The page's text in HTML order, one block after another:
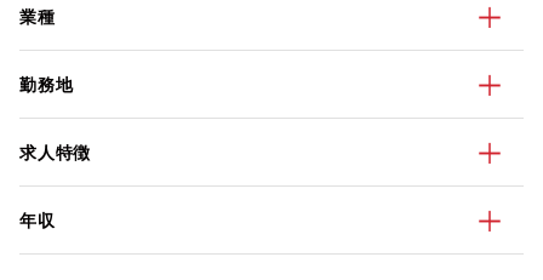
業種
勤務地
求人特徴
年収